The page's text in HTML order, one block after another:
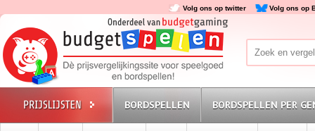
Volg ons op twitter Volg ons op
BORDSPELLEN BORDSPELLEN PER